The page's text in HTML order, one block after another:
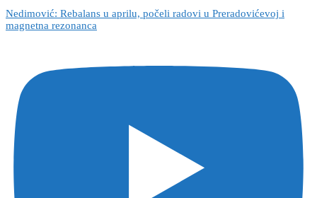
Nedimović: Rebalans u aprilu, počeli radovi u Preradovićevoj i
magnetna rezonanca